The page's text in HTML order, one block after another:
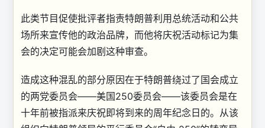
此类节目促使批评者指责特朗普利用总统活动和公共
场所来宣传他的政治品牌，而他将庆祝活动标记为集
会的决定可能会加剧这种审查。
造成这种混乱的部分原因在于特朗普绕过了国会成立
的两党委员会——美国250委员会——该委员会是在
十年前被指派来庆祝即将到来的周年纪念日的。从该